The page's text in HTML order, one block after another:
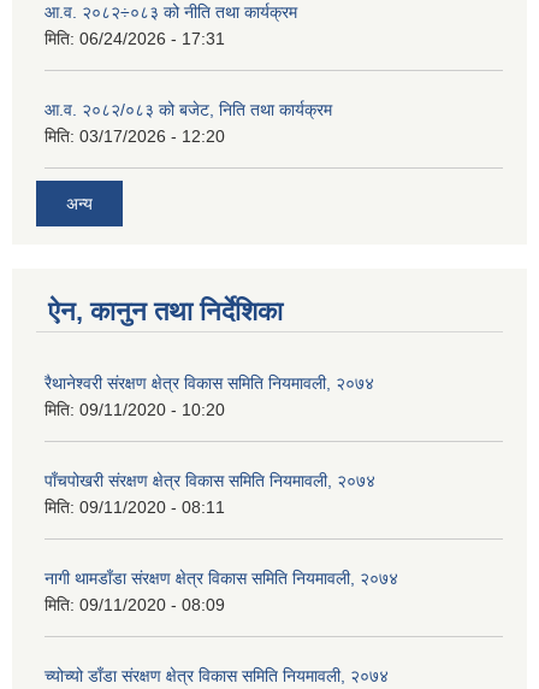
आ.व. २०८२÷०८३ को नीति तथा कार्यक्रम
मिति: 06/24/2026 - 17:31
आ.व. २०८२/०८३ को बजेट, निति तथा कार्यक्रम
मिति: 03/17/2026 - 12:20
अन्य
ऐन, कानुन तथा निर्देशिका
रैथानेश्वरी संरक्षण क्षेत्र विकास समिति नियमावली, २०७४
मिति: 09/11/2020 - 10:20
पाँचपोखरी संरक्षण क्षेत्र विकास समिति नियमावली, २०७४
मिति: 09/11/2020 - 08:11
नागी थामडाँडा संरक्षण क्षेत्र विकास समिति नियमावली, २०७४
मिति: 09/11/2020 - 08:09
च्योच्यो डाँडा संरक्षण क्षेत्र विकास समिति नियमावली, २०७४